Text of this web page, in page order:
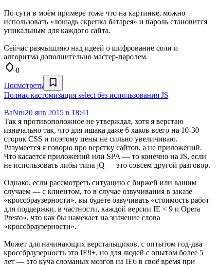
По сути в моём примере тоже что на картинке, можно
использовать «лошадь скрепка батарея» и пароль становится
уникальным для каждого сайта.
Сейчас размышляю над идеей о шифрование соли и
алгоритма дополнительно мастер-паролем.
0
Посмотреть
Полная кастомизация select без использования JS
BaNru20 янв 2015 в 18:41
Так я противоположное не утверждал, хотя я верстаю
изначально так, что для ишака даже 6 хаков всего на 10-30
сторок CSS и поэтому цены не сильно увеличиваю.
Разумеется я говорю про верстку сайтов, а не приложений.
Что касается приложений или SPA — то конечно на JS, если
не использовать либы типа jQ — это совсем другой разговор.
Однако, если рассмотреть ситуацию с биржей или вашим
случаем — с клиентом, то в случае озвучивания в заказе
«кроссбраузерности», вы будете озвучивать «стоимость работ
для поддержки, в частности, каждой версии IE < 9 и Opera
Presto», что как бы намекает на значение слова
«кроссбраузерности».
Может для начинающих верстальщиков, с оптытом год-два
кроссбраузерность это IE9+, но для людей с опытом более 5
лет — это куча сломаных мозгов на IE6 в своё время при